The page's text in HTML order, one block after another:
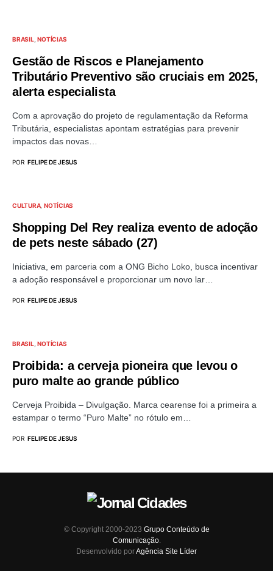
BRASIL NOTÍCIAS
Gestão de Riscos e Planejamento
Tributário Preventivo são cruciais em 2025,
alerta especialista
Com a aprovação do projeto de regulamentação da Reforma
Tributária, especialistas apontam estratégias para prevenir
impactos das novas…
POR FELIPE DE JESUS
CULTURA NOTÍCIAS
Shopping Del Rey realiza evento de adoção
de pets neste sábado (27)
Iniciativa, em parceria com a ONG Bicho Loko, busca incentivar
a adoção responsável e proporcionar um novo lar…
POR FELIPE DE JESUS
BRASIL NOTÍCIAS
Proibida: a cerveja pioneira que levou o
puro malte ao grande público
Cerveja Proibida – Divulgação. Marca cearense foi a primeira a
estampar o termo “Puro Malte” no rótulo em…
POR FELIPE DE JESUS
© Copyright 2000-2023 Grupo Conteúdo de
Comunicação.
Desenvolvido porAgência Site Líder